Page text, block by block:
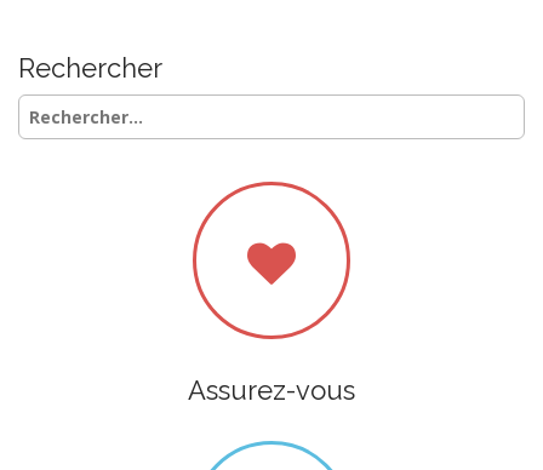
Rechercher
Rechercher :
Assurez-vous